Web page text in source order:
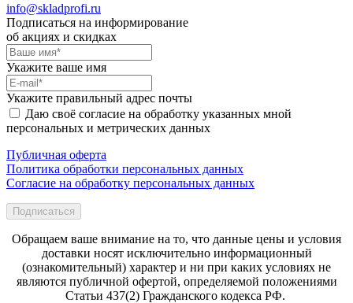
info@skladprofi.ru
Подписаться на информирование
об акциях и скидках
Укажите ваше имя
Укажите правильный адрес почты
Даю своё согласие на обработку указанных мной
персональных и метрических данных
Публичная оферта
Политика обработки персональных данных
Согласие на обработку персональных данных
Подписаться
Обращаем ваше внимание на то, что данные цены и условия
доставки носят исключительно информационный
(ознакомительный) характер и ни при каких условиях не
являются публичной офертой, определяемой положениями
Статьи 437(2) Гражданского кодекса РФ.